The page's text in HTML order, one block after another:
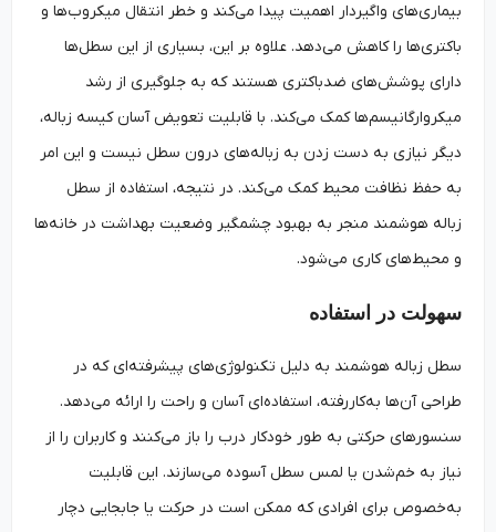
بیماری‌های واگیردار اهمیت پیدا می‌کند و خطر انتقال میکروب‌ها و
باکتری‌ها را کاهش می‌دهد. علاوه بر این، بسیاری از این سطل‌ها
دارای پوشش‌های ضدباکتری هستند که به جلوگیری از رشد
میکروارگانیسم‌ها کمک می‌کند. با قابلیت تعویض آسان کیسه زباله،
دیگر نیازی به دست زدن به زباله‌های درون سطل نیست و این امر
به حفظ نظافت محیط کمک می‌کند. در نتیجه، استفاده از سطل
زباله هوشمند منجر به بهبود چشمگیر وضعیت بهداشت در خانه‌ها
و محیط‌های کاری می‌شود.
سهولت در استفاده
سطل زباله هوشمند به دلیل تکنولوژی‌های پیشرفته‌ای که در
طراحی آن‌ها به‌کاررفته، استفاده‌ای آسان و راحت را ارائه می‌دهد.
سنسورهای حرکتی به طور خودکار درب را باز می‌کنند و کاربران را از
نیاز به خم‌شدن یا لمس سطل آسوده می‌سازند. این قابلیت
به‌خصوص برای افرادی که ممکن است در حرکت یا جابجایی دچار